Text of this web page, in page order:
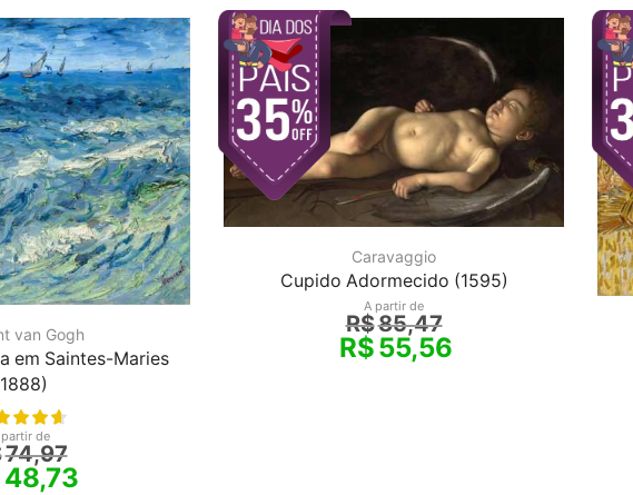
van Gogh
em Saintes-Maries
de
74,97
48,73
Caravaggio
Cupido Adormecido (1595)
A partir de
R$85,47
R$55,56